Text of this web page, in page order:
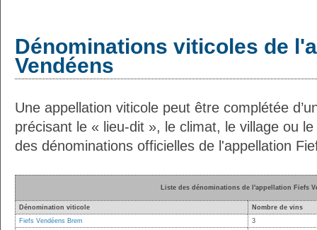
Dénominations viticoles de
Vendéens
Une appellation viticole peut être complétée
précisant le « lieu-dit », le climat, le village ou
des dénominations officielles de l'appellation
Liste des dénominations de l'appellation Fiefs
Dénomination viticole
Nombre de vins
Fiefs Vendéens Brem
3